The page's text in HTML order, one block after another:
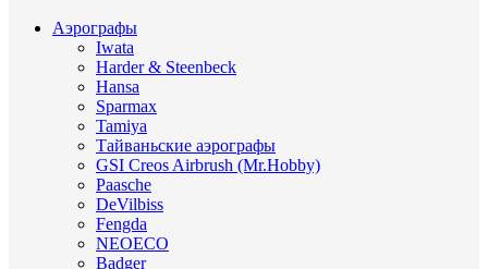
Аэрографы
Iwata
Harder & Steenbeck
Hansa
Sparmax
Tamiya
Тайваньские аэрографы
GSI Creos Airbrush (Mr.Hobby)
Paasche
DeVilbiss
Fengda
NEOECO
Badger